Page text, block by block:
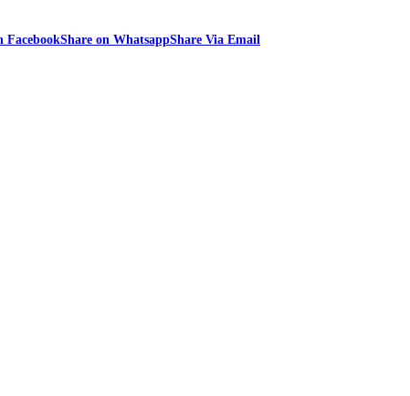
FacebookShare on WhatsappShare Via Email